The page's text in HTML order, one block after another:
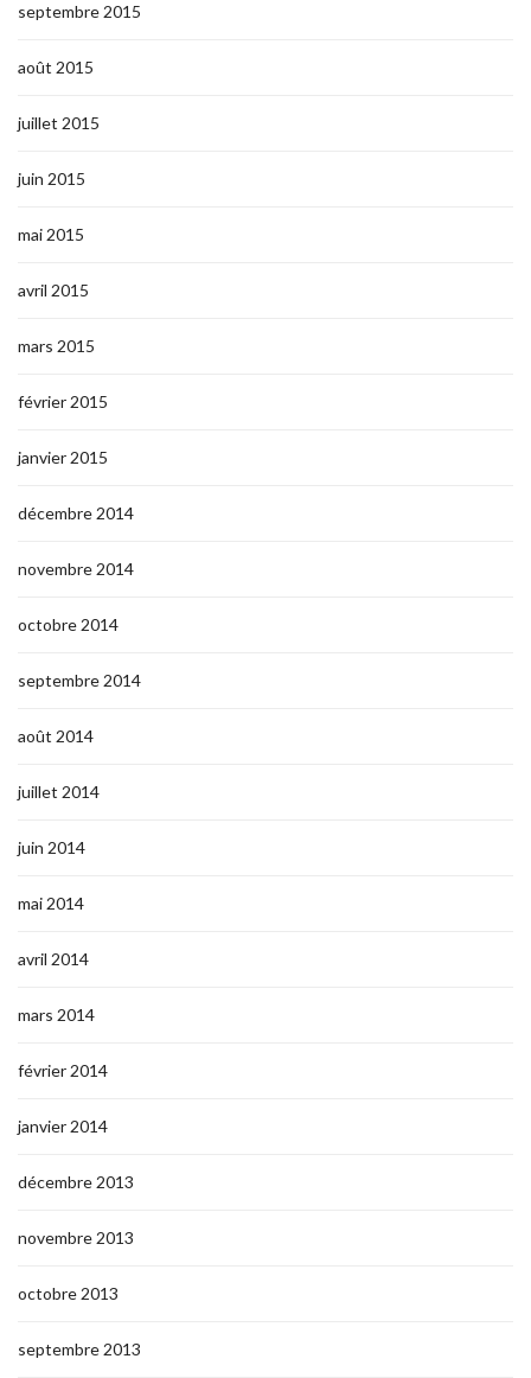
septembre 2015
août 2015
juillet 2015
juin 2015
mai 2015
avril 2015
mars 2015
février 2015
janvier 2015
décembre 2014
novembre 2014
octobre 2014
septembre 2014
août 2014
juillet 2014
juin 2014
mai 2014
avril 2014
mars 2014
février 2014
janvier 2014
décembre 2013
novembre 2013
octobre 2013
septembre 2013